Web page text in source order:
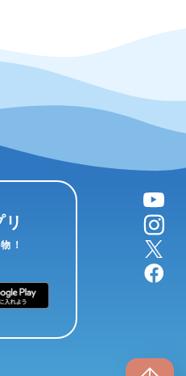
！
YouTube
instagram
X
facebook